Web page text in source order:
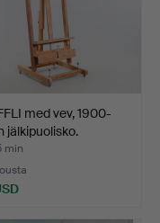
med vev, 1900-
jälkipuolisko.
min